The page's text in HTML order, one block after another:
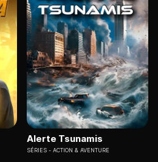
Alerte Tsunamis
SÉRIES ACTION & AVENTURE